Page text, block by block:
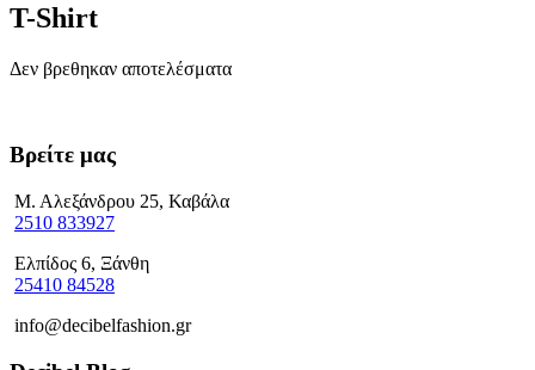
T-Shirt
Δεν βρεθηκαν αποτελέσματα
Βρείτε μας
Μ. Αλεξάνδρου 25, Καβάλα
2510 833927
Ελπίδος 6, Ξάνθη
25410 84528
info@decibelfashion.gr